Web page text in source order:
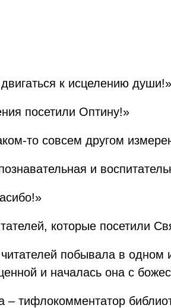
к исцелению души!»
посетили Оптину!»
то совсем другом
и
которые посетили
побывала в
и началась она с
тифлокомментатор